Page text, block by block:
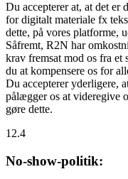
Du accepterer at, at det er
for digitalt materiale fx
dette, på vores platforme,
Såfremt, R2N har
krav fremsat mod os fra et
du at kompensere os for
Du accepterer yderligere,
pålægger os at videregive
gøre dette.
12.4
No-show-politik: